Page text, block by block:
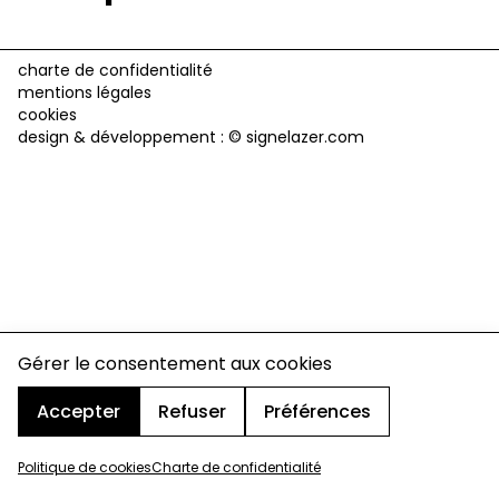
Gérer le consentement aux cookies
Accepter
Refuser Préférences
Politique de cookiesCharte de confidentialité
charte de confidentialité
mentions légales
cookies
design & développement : © signelazer.com